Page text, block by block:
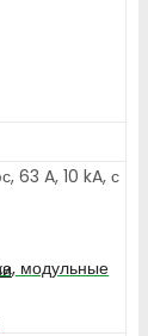
63 A, 10 kA, с
модульные